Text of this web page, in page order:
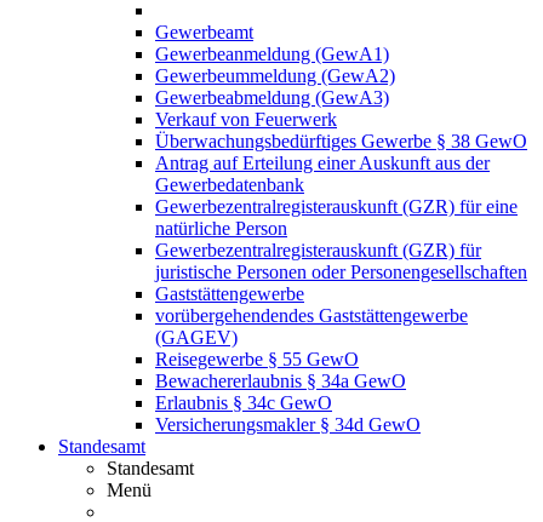
Gewerbeamt
Gewerbeanmeldung (GewA1)
Gewerbeummeldung (GewA2)
Gewerbeabmeldung (GewA3)
Verkauf von Feuerwerk
Überwachungsbedürftiges Gewerbe § 38 GewO
Antrag auf Erteilung einer Auskunft aus der
Gewerbedatenbank
Gewerbezentralregisterauskunft (GZR) für eine
natürliche Person
Gewerbezentralregisterauskunft (GZR) für
juristische Personen oder Personengesellschaften
Gaststättengewerbe
vorübergehendendes Gaststättengewerbe
(GAGEV)
Reisegewerbe § 55 GewO
Bewachererlaubnis § 34a GewO
Erlaubnis § 34c GewO
Versicherungsmakler § 34d GewO
Standesamt
Standesamt
Menü